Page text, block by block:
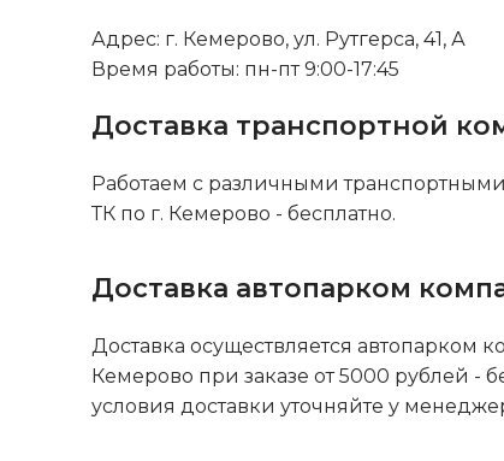
Адрес: г. Кемерово, ул. Рутгерса, 41, А
Время работы: пн-пт 9:00-17:45
Доставка транспортной
Работаем с различными
ТК по г. Кемерово - бесплатно.
Доставка автопарком
Доставка осуществляется автопарком
Кемерово при заказе от 5000 рублей -
условия доставки уточняйте у